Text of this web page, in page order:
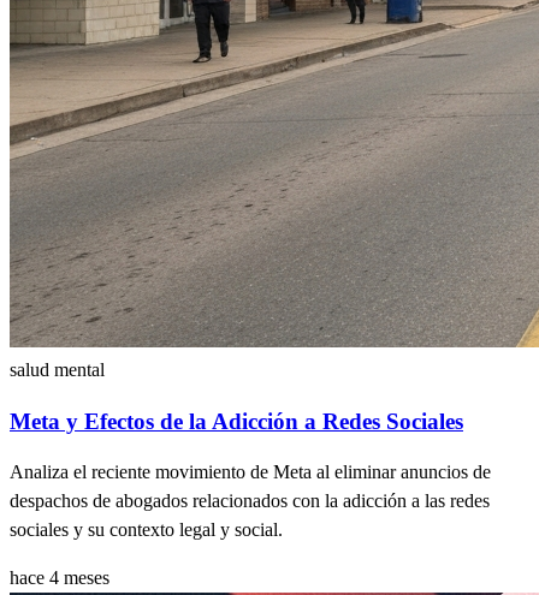
salud mental
Meta y Efectos de la Adicción a Redes Sociales
Analiza el reciente movimiento de Meta al eliminar anuncios de
despachos de abogados relacionados con la adicción a las redes
sociales y su contexto legal y social.
hace 4 meses